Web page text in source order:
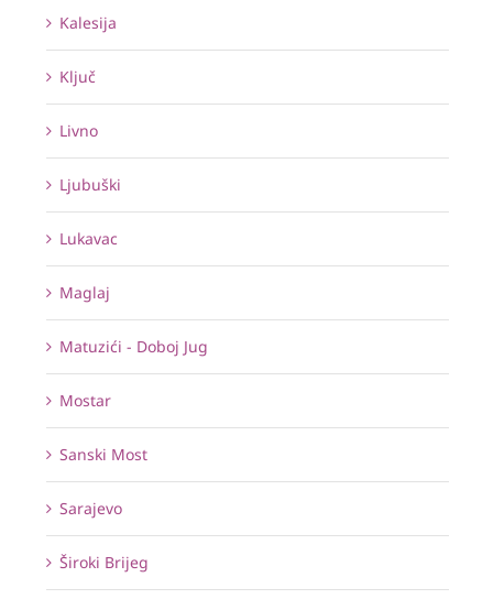
Kalesija
Ključ
Livno
Ljubuški
Lukavac
Maglaj
Matuzići - Doboj Jug
Mostar
Sanski Most
Sarajevo
Široki Brijeg